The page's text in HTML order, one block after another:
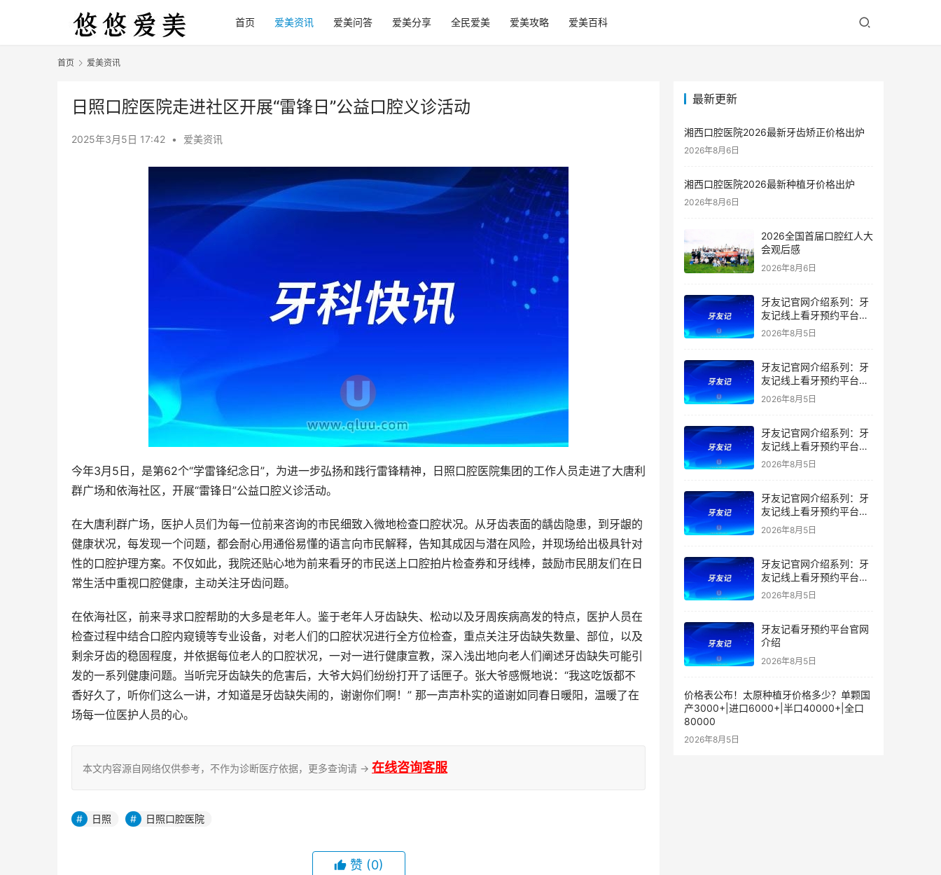
首页 爱美资讯 爱美问答 爱美分享 全民爱美 爱美攻略 爱美百科
首页 爱美资讯
日照口腔医院走进社区开展“雷锋日”公益口腔义诊活动
2025年3月5日 17:42 • 爱美资讯
今年3月5日，是第62个“学雷锋纪念日”，为进一步弘扬和践行雷锋精神，日照口腔医院集团的工作人员走进了大唐利
群广场和依海社区，开展“雷锋日”公益口腔义诊活动。
在大唐利群广场，医护人员们为每一位前来咨询的市民细致入微地检查口腔状况。从牙齿表面的龋齿隐患，到牙龈的
健康状况，每发现一个问题，都会耐心用通俗易懂的语言向市民解释，告知其成因与潜在风险，并现场给出极具针对
性的口腔护理方案。不仅如此，我院还贴心地为前来看牙的市民送上口腔拍片检查券和牙线棒，鼓励市民朋友们在日
常生活中重视口腔健康，主动关注牙齿问题。
在依海社区，前来寻求口腔帮助的大多是老年人。鉴于老年人牙齿缺失、松动以及牙周疾病高发的特点，医护人员在
检查过程中结合口腔内窥镜等专业设备，对老人们的口腔状况进行全方位检查，重点关注牙齿缺失数量、部位，以及
剩余牙齿的稳固程度，并依据每位老人的口腔状况，一对一进行健康宣教，深入浅出地向老人们阐述牙齿缺失可能引
发的一系列健康问题。当听完牙齿缺失的危害后，大爷大妈们纷纷打开了话匣子。张大爷感慨地说：“我这吃饭都不
香好久了，听你们这么一讲，才知道是牙齿缺失闹的，谢谢你们啊！” 那一声声朴实的道谢如同春日暖阳，温暖了在
场每一位医护人员的心。
本文内容源自网络仅供参考，不作为诊断医疗依据，更多查询请 → 在线咨询客服
日照 日照口腔医院
赞 (0)
最新更新
湘西口腔医院2026最新牙齿矫正价格出炉
2026年8月6日
湘西口腔医院2026最新种植牙价格出炉
2026年8月6日
2026全国首届口腔红人大
会观后感
2026年8月6日
牙友记官网介绍系列：牙
友记线上看牙预约平台是
干什么的？靠谱吗？
2026年8月5日
牙友记官网介绍系列：牙
友记线上看牙预约平台让
看牙不再靠运气
2026年8月5日
牙友记官网介绍系列：牙
友记线上看牙预约平台打
破口腔行业专业壁垒新手
2026年8月5日
牙友记官网介绍系列：牙
友记线上看牙预约平台落
地同城就诊经验打破未知
2026年8月5日
牙友记官网介绍系列：牙
友记线上看牙预约平台的
优势在哪里？
2026年8月5日
牙友记看牙预约平台官网
介绍
2026年8月5日
价格表公布！太原种植牙价格多少？单颗国
产3000+|进口6000+|半口40000+|全口
80000
2026年8月5日